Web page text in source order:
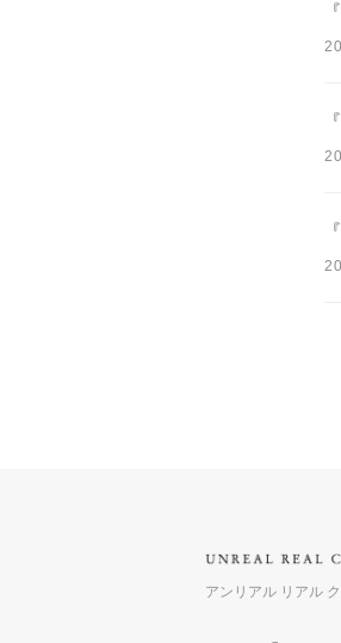
アンリアル リアル